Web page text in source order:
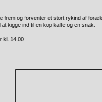
frem og forventer et stort rykind af
kigge ind til en kop kaffe og en snak.
kl. 14.00